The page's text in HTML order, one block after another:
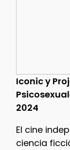
Iconic y
2024
El cine
ciencia